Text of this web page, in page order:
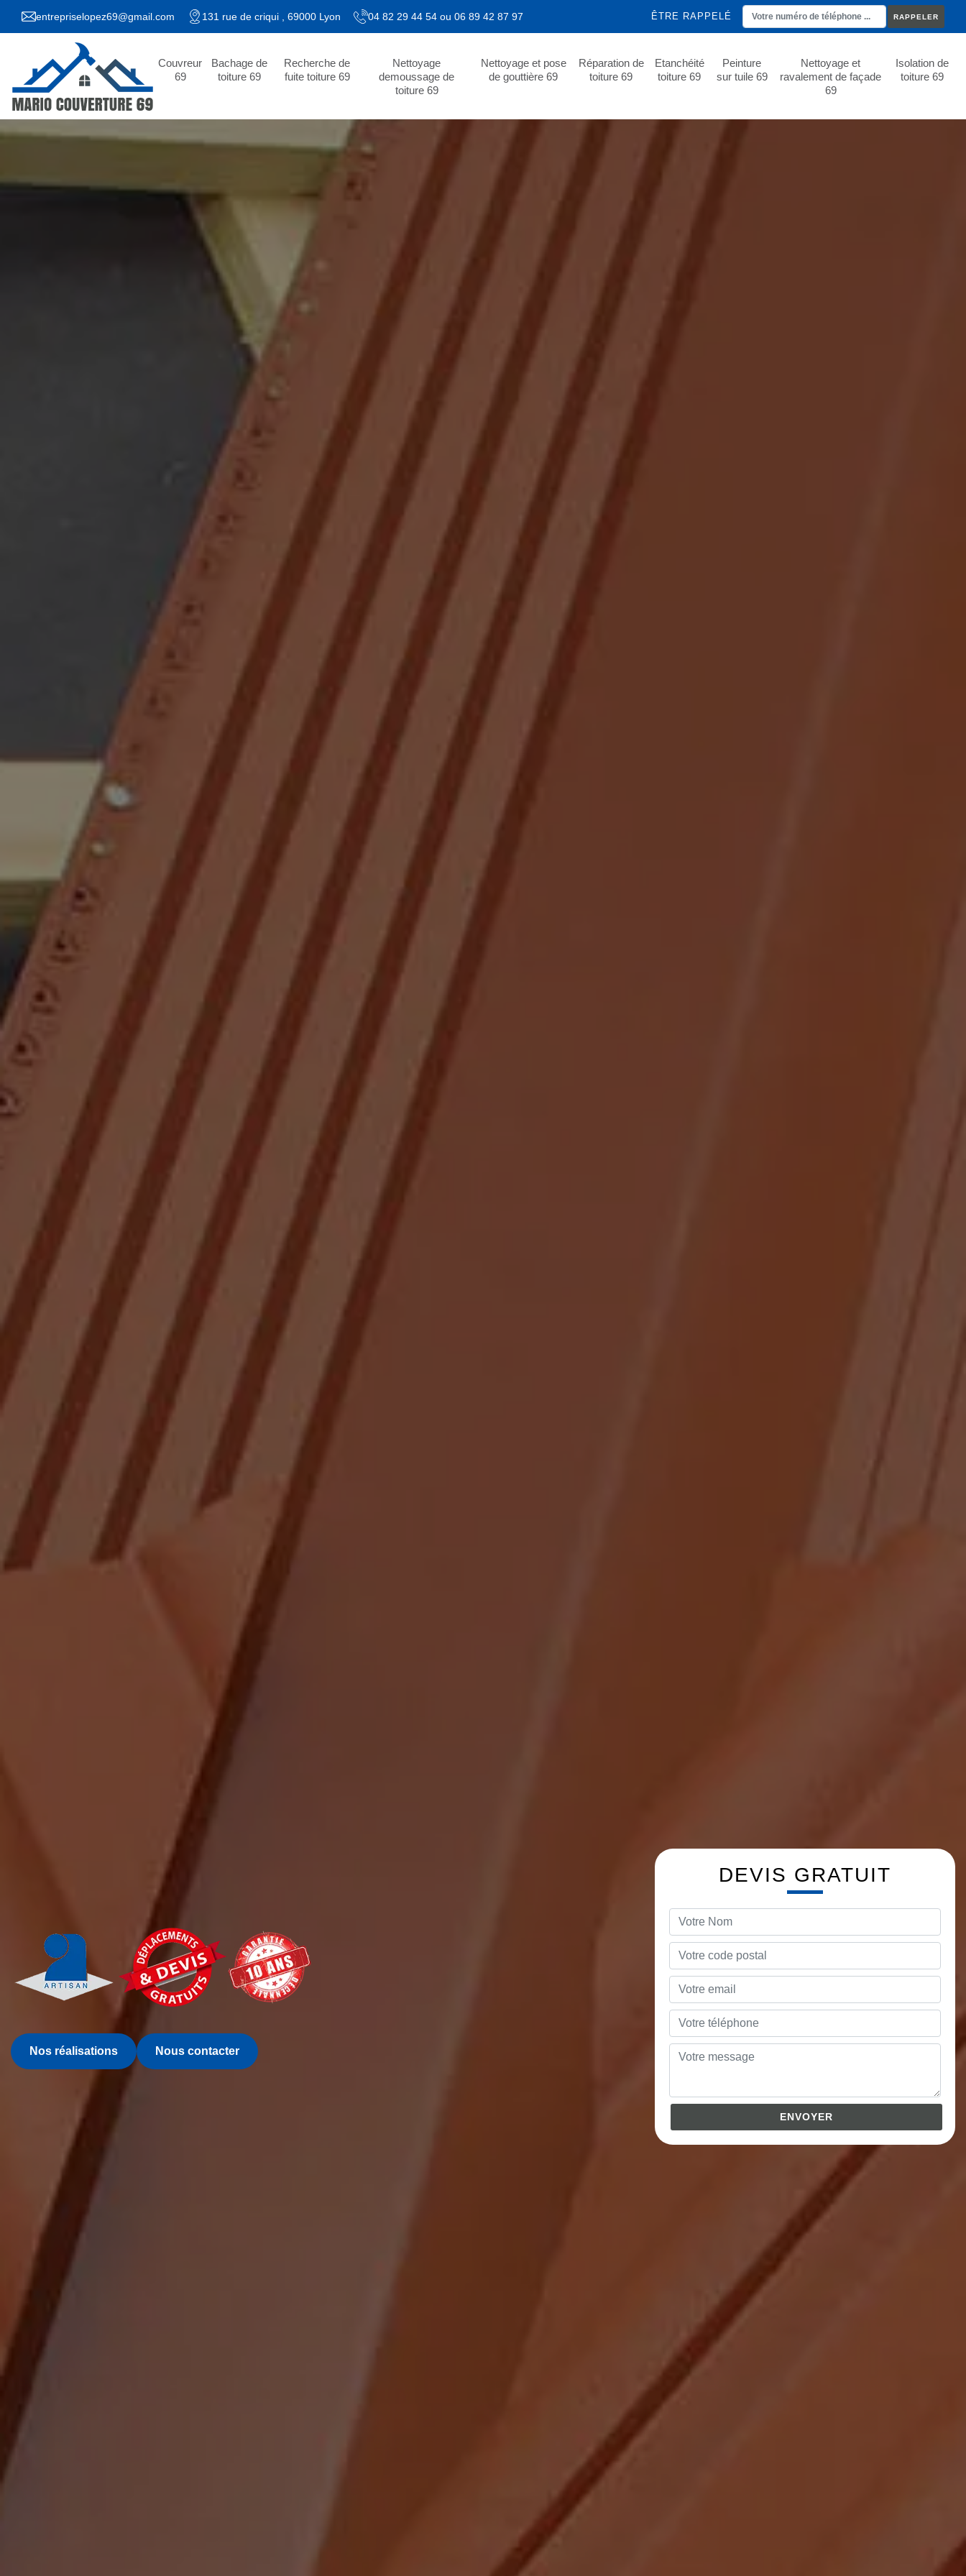
entrepriselopez69@gmail.com 131 rue de criqui , 69000 Lyon 04 82 29 44 54 ou 06 89 42 87 97 ÊTRE RAPPELÉ
Couvreur
69
Bachage de
toiture 69
Recherche de
fuite toiture 69
Nettoyage
demoussage de
toiture 69
Nettoyage et pose
de gouttière 69
Réparation de
toiture 69
Etanchéité
toiture 69
Peinture
sur tuile 69
Nettoyage et
ravalement de façade
69
Isolation de
toiture 69
Nos réalisations Nous contacter
DEVIS GRATUIT